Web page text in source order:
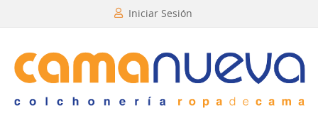
Iniciar Sesión